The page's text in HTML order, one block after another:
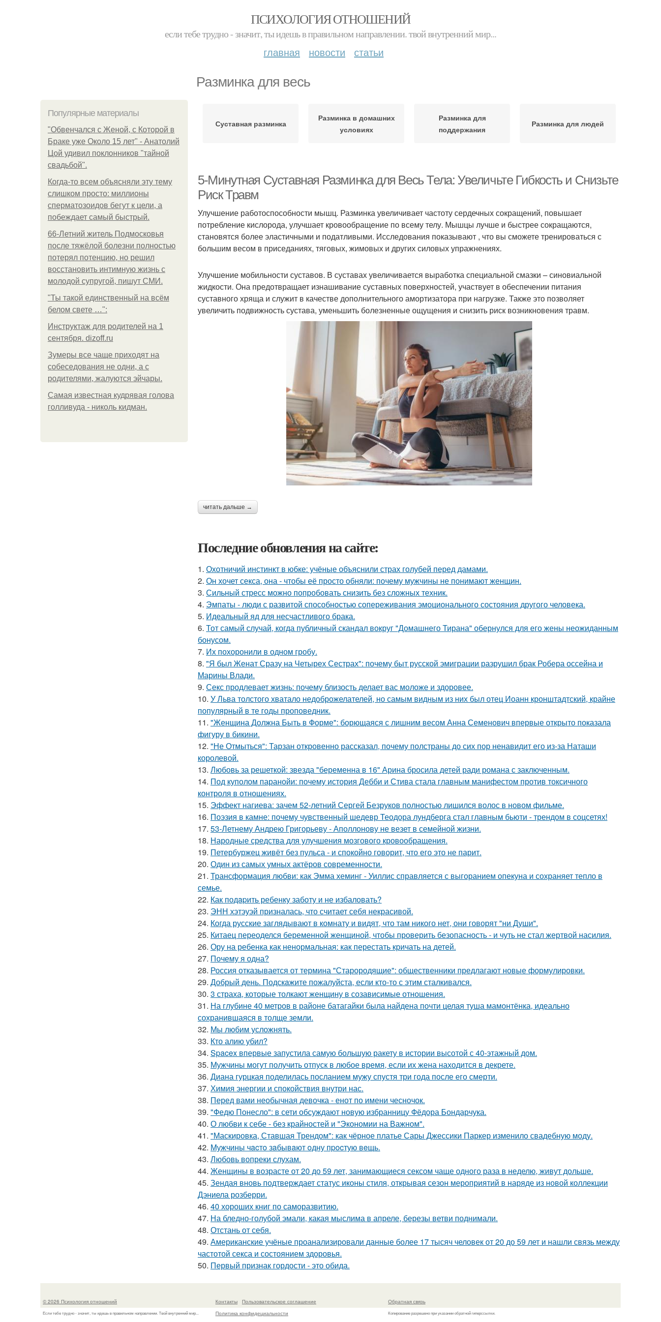
ПСИХОЛОГИЯ ОТНОШЕНИЙ
если тебе трудно - значит, ты идешь в правильном направлении. твой внутренний мир...
главная новости статьи
Разминка для весь
Популярные материалы
"Обвенчался с Женой, с Которой в
Браке уже Около 15 лет" - Анатолий
Цой удивил поклонников "тайной
свадьбой".
Когда-то всем объясняли эту тему
слишком просто: миллионы
сперматозоидов бегут к цели, а
побеждает самый быстрый.
66-Летний житель Подмосковья
после тяжёлой болезни полностью
потерял потенцию, но решил
восстановить интимную жизнь с
молодой супругой, пишут СМИ.
"Ты такой единственный на всём
белом свете …":
Инструктаж для родителей на 1
сентября. dizoff.ru
Зумеры все чаще приходят на
собеседования не одни, а с
родителями, жалуются эйчары.
Самая известная кудрявая голова
голливуда - николь кидман.
Суставная разминка
Разминка в домашних
условиях
Разминка для
поддержания
Разминка для людей
5-Минутная Суставная Разминка для Весь Тела: Увеличьте Гибкость и Снизьте
Риск Травм
Улучшение работоспособности мышц. Разминка увеличивает частоту сердечных сокращений, повышает
потребление кислорода, улучшает кровообращение по всему телу. Мышцы лучше и быстрее сокращаются,
становятся более эластичными и податливыми. Исследования показывают , что вы сможете тренироваться с
большим весом в приседаниях, тяговых, жимовых и других силовых упражнениях.
Улучшение мобильности суставов. В суставах увеличивается выработка специальной смазки – синовиальной
жидкости. Она предотвращает изнашивание суставных поверхностей, участвует в обеспечении питания
суставного хряща и служит в качестве дополнительного амортизатора при нагрузке. Также это позволяет
увеличить подвижность сустава, уменьшить болезненные ощущения и снизить риск возникновения травм.
читать дальше →
Последние обновления на сайте:
1. Охотничий инстинкт в юбке: учёные объяснили страх голубей перед дамами.
2. Он хочет секса, она - чтобы её просто обняли: почему мужчины не понимают женщин.
3. Сильный стресс можно попробовать снизить без сложных техник.
4. Эмпаты - люди с развитой способностью сопереживания эмоционального состояния другого человека.
5. Идеальный яд для несчастливого брака.
6. Тот самый случай, когда публичный скандал вокруг "Домашнего Тирана" обернулся для его жены неожиданным
бонусом.
7. Их похоронили в одном гробу.
8. "Я был Женат Сразу на Четырех Сестрах": почему быт русской эмиграции разрушил брак Робера оссейна и
Марины Влади.
9. Секс продлевает жизнь: почему близость делает вас моложе и здоровее.
10. У Льва толстого хватало недоброжелателей, но самым видным из них был отец Иоанн кронштадтский, крайне
популярный в те годы проповедник.
11. "Женщина Должна Быть в Форме": борющаяся с лишним весом Анна Семенович впервые открыто показала
фигуру в бикини.
12. "Не Отмыться": Тарзан откровенно рассказал, почему полстраны до сих пор ненавидит его из-за Наташи
королевой.
13. Любовь за решеткой: звезда "беременна в 16" Арина бросила детей ради романа с заключенным.
14. Под куполом паранойи: почему история Дебби и Стива стала главным манифестом против токсичного
контроля в отношениях.
15. Эффект нагиева: зачем 52-летний Сергей Безруков полностью лишился волос в новом фильме.
16. Поэзия в камне: почему чувственный шедевр Теодора лундберга стал главным бьюти - трендом в соцсетях!
17. 53-Летнему Андрею Григорьеву - Аполлонову не везет в семейной жизни.
18. Народные средства для улучшения мозгового кровообращения.
19. Петербуржец живёт без пульса - и спокойно говорит, что его это не парит.
20. Один из самых умных актёров современности.
21. Трансформация любви: как Эмма хеминг - Уиллис справляется с выгоранием опекуна и сохраняет тепло в
семье.
22. Как подapить ребенку заботу и не избаловать?
23. ЭНН хэтэуэй призналась, что считает себя некрасивой.
24. Когда русские заглядывают в комнату и видят, что там никого нет, они говорят "ни Души".
25. Китаец переоделся беременной женщиной, чтобы проверить безопасность - и чуть не стал жертвой насилия.
26. Ору на ребенка как ненормальная: как перестать кричать на детей.
27. Почему я одна?
28. Россия отказывается от термина "Старородящие": общественники предлагают новые формулировки.
29. Добрый день. Подскaжите пожалуйста, если кто-то с этим сталкивался.
30. 3 страха, которые толкают женщину в созависимые отношения.
31. На глубине 40 метров в районе батагайки была найдена почти целая туша мамонтёнка, идеально
сохранившаяся в толще земли.
32. Мы любим усложнять.
33. Кто алию убил?
34. Spacex впервые запустила самую большую ракету в истории высотой с 40-этажный дом.
35. Мужчины могут получить отпуск в любое время, если их жена находится в декрете.
36. Диана гурцкая поделилась посланием мужу спустя три года после его смерти.
37. Химия энергии и спокойствия внутри нас.
38. Перед вами необычная девочка - енот по имени чесночок.
39. "Федю Понесло": в сети обсуждают новую избранницу Фёдора Бондарчука.
40. О любви к себе - без крайностей и "Экономии на Важном".
41. "Маскировка, Ставшая Трендом": как чёрное платье Сары Джессики Паркер изменило свадебную моду.
42. Мужчины чacтo зaбывaют oдну пpocтую вeщь.
43. Любовь вопреки слухам.
44. Женщины в возрасте от 20 до 59 лет, занимающиеся сексом чаще одного раза в неделю, живут дольше.
45. Зендая вновь подтверждает статус иконы стиля, открывая сезон мероприятий в наряде из новой коллекции
Дэниела розберри.
46. 40 хороших книг по саморазвитию.
47. На бледно-голубой эмали, какая мыслима в апреле, березы ветви поднимали.
48. Отстань от себя.
49. Американские учёные проанализировали данные более 17 тысяч человек от 20 до 59 лет и нашли связь между
частотой секса и состоянием здоровья.
50. Первый признак гордости - это обида.
© 2026 Психология отношений
Если тебе трудно - значит, ты идешь в правильном направлении. Твой внутренний мир...
Контакты
Пользовательское соглашение
Политика конфидециальности
Обратная связь
Копирование разрешено при указании обратной гиперссылки.